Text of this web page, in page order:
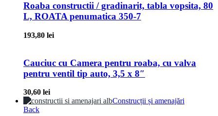
Roaba constructii / gradinarit, tabla vopsita, 80
L, ROATA penumatica 350-7
193,80 lei
Cauciuc cu Camera pentru roaba, cu valva
pentru ventil tip auto, 3,5 x 8″
30,60 lei
Construcții și amenajări
Back